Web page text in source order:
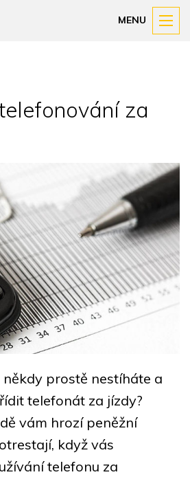
MENU
za
někdy prostě nestíháte a
telefonát za jízdy?
vám hrozí peněžní
když vás
telefonu za